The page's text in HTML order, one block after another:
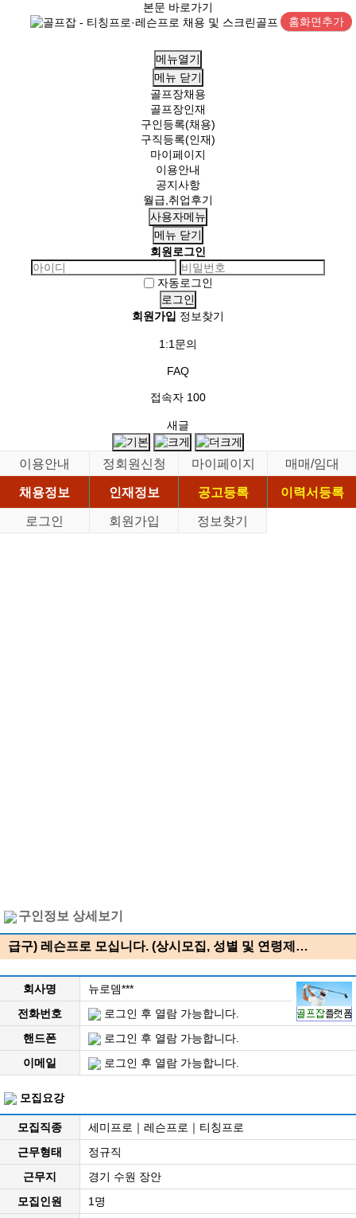
본문 바로가기
홈화면추가
메뉴열기
메뉴 닫기
골프장채용
골프장인재
구인등록(채용)
구직등록(인재)
마이페이지
이용안내
공지사항
월급,취업후기
사용자메뉴
메뉴 닫기
회원로그인
자동로그인
회원가입 정보찾기
1:1문의
FAQ
접속자 100
새글
이용안내 정회원신청 마이페이지
매매/임대
채용정보
인재정보 공고등록
이력서등록
로그인
회원가입 정보찾기
구인정보 상세보기
급구) 레슨프로 모십니다. (상시모집, 성별 및 연령제…
회사명
뉴로뎀***
전화번호
로그인 후 열람 가능합니다.
핸드폰
로그인 후 열람 가능합니다.
이메일
로그인 후 열람 가능합니다.
모집요강
모집직종
세미프로｜레슨프로｜티칭프로
근무형태
정규직
근무지
경기 수원 장안
모집인원
1명